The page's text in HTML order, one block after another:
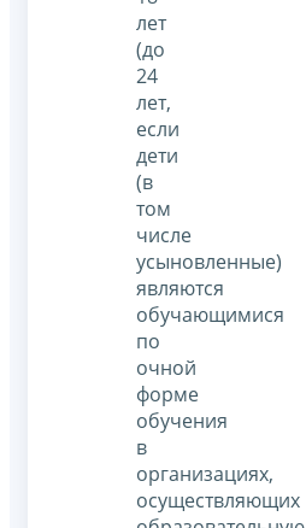
лет
(до
24
лет,
если
дети
(в
том
числе
усыновленные)
являются
обучающимися
по
очной
форме
обучения
в
организациях,
осуществляющих